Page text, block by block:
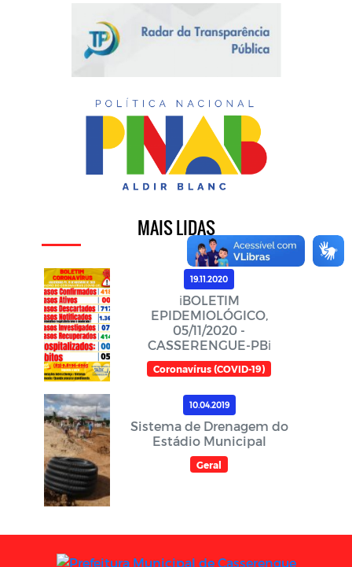
MAIS LIDAS
19.11.2020
ℹ️BOLETIM
EPIDEMIOLÓGICO,
05/11/2020 -
CASSERENGUE-PBℹ️
Coronavírus (COVID-19)
10.04.2019
Sistema de Drenagem do
Estádio Municipal
Geral